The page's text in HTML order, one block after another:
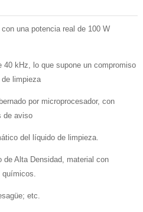
una potencia real de 100 W
40 kHz, lo que supone un compromiso
limpieza
por microprocesador, con
de aviso
del líquido de limpieza.
de Alta Densidad, material con
químicos.
etc.